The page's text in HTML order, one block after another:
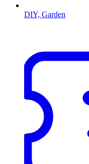
DIY, Garden